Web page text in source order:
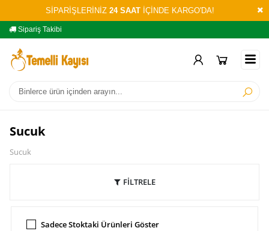
SİPARİŞLERİNİZ24 SAAT İÇİNDE KARGO'DA!
Sipariş Takibi
Sucuk
Sucuk
FİLTRELE
Sadece Stoktaki Ürünleri Göster